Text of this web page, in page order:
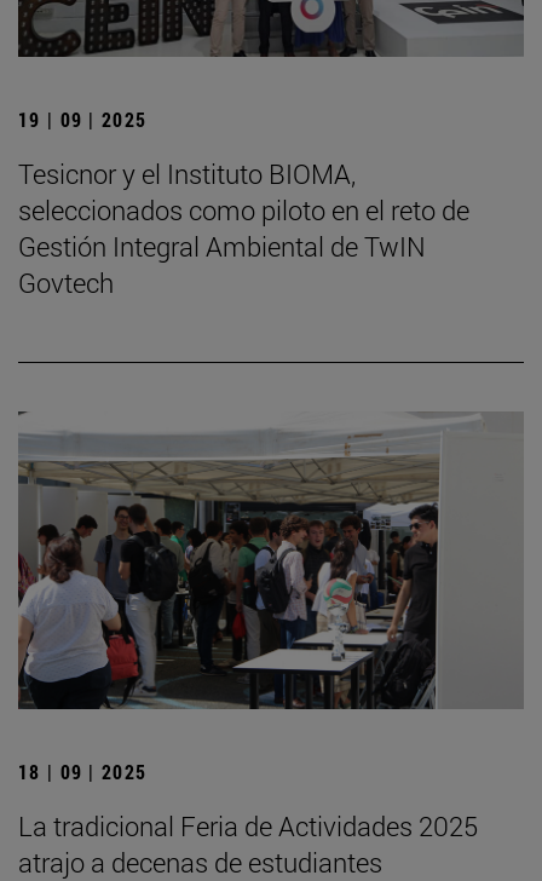
19 | 09 | 2025
Tesicnor y el Instituto BIOMA,
seleccionados como piloto en el reto de
Gestión Integral Ambiental de TwIN
Govtech
18 | 09 | 2025
La tradicional Feria de Actividades 2025
atrajo a decenas de estudiantes